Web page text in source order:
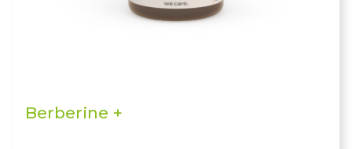
Berberine +